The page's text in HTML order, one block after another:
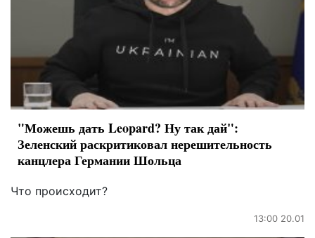
"Можешь дать Leopard? Ну так дай":
Зеленский раскритиковал нерешительность
канцлера Германии Шольца
Что происходит?
13:00 20.01